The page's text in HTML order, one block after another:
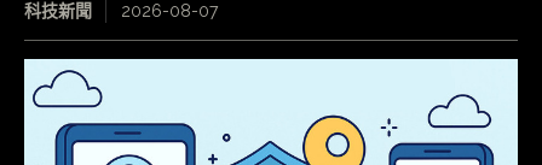
科技新聞 2026-08-07